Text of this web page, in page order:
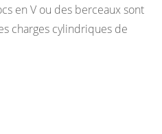
en V ou des berceaux sont
charges cylindriques de